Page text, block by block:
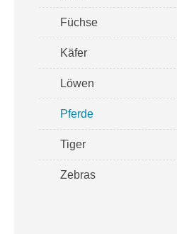
Füchse
Käfer
Löwen
Pferde
Tiger
Zebras